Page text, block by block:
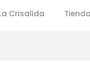
Crisalida Tienda